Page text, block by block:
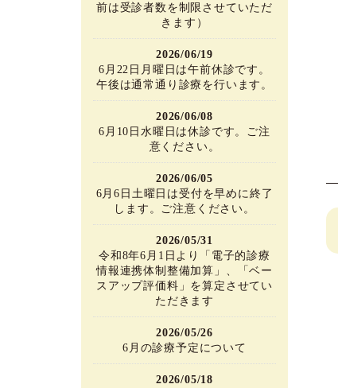
前は受診者数を制限させていただ
きます）
2026/06/19
6月22日月曜日は午前休診です。
午後は通常通り診療を行います。
2026/06/08
6月10日水曜日は休診です。ご注
意ください。
2026/06/05
6月6日土曜日は受付を早めに終了
します。ご注意ください。
2026/05/31
令和8年6月1日より「電子的診療
情報連携体制整備加算」、「ベー
スアップ評価料」を算定させてい
ただきます
2026/05/26
6月の診療予定について
2026/05/18